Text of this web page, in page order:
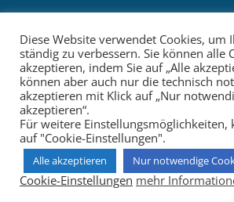
Home Datenschutz
Allg. Nutzungsbedingungen
Web Design & Entwicklung:Web-is-
Diese Website verwendet Cookies, um
ständig zu verbessern. Sie können alle
akzeptieren, indem Sie auf „Alle
können aber auch nur die technisch
akzeptieren mit Klick auf „Nur
akzeptieren“.
Für weitere Einstellungsmöglichkeiten,
auf "Cookie-Einstellungen".
Alle akzeptieren Nur notwendige
Cookie-Einstellungen mehr